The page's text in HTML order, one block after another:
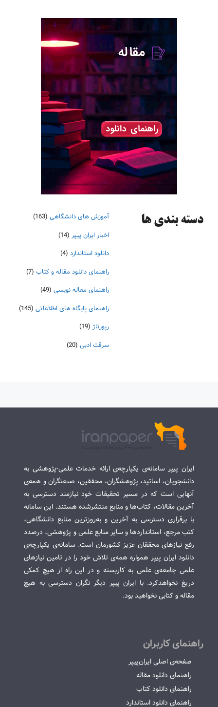
دسته‌ بندی ها آموزش های دانشگاهی (163)
اخبار ایران پیپر (14)
دانلود استاندارد (4)
راهنمای دانلود مقاله و کتاب (7)
راهنمای مقاله نویسی (49)
راهنمای پایگاه های اطلاعاتی (145)
رپورتاژ (19)
سرقت ادبی (20)
ایران پیپر سامانه‌ی یکپارچه‌ی ارائه خدمات علمی-پژوهشی به
دانشجویان، اساتید، پژوهشگران، محققین، صنعتگران و همه‌ی
آنهایی است که در مسیر تحقیقات خود نیازمند دسترسی به
آخرین مقالات، کتاب‌ها و منابع منتشرشده هستند. این سامانه
با برقراری دسترسی به آخرین و به‌روزترین منابع دانشگاهی،
کتب مرجع، استانداردها و سایر منابع علمی و پژوهشی، درصدد
رفع نیازهای محققان عزیز کشورمان است. سامانه‌ی یکپارچه‌ی
دانلود ایران پیپر همواره همه‌ی تلاش خود را در تامین نیازهای
علمی جامعه‌ی علمی به کاربسته و در این راه از هیچ کمکی
دریغ نخواهدکرد. با ایران پیپر دیگر نگران دسترسی به هیچ
مقاله و کتابی نخواهید بود.
راهنمای کاربران
صفحه‌ی اصلی ایران‌پیپر
راهنمای دانلود مقاله
راهنمای دانلود کتاب
راهنمای دانلود استاندارد